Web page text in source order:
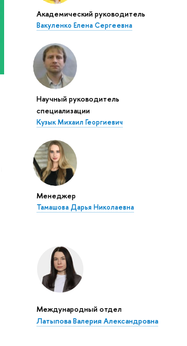
Академический руководитель
Вакуленко Елена Сергеевна
Научный руководитель
специализации
Кузык Михаил Георгиевич
Менеджер
Тамашова Дарья Николаевна
Международный отдел
Латыпова Валерия Александровна